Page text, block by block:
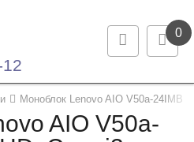
0
Моноблок Lenovo AIO V50a-24IMB
AIO V50a-